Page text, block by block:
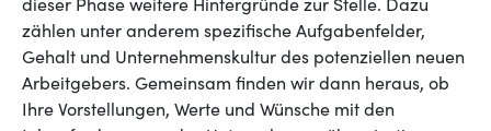
dieser Phase weitere Hintergründe zur Stelle. Dazu
zählen unter anderem spezifische Aufgabenfelder,
Gehalt und Unternehmenskultur des potenziellen neuen
Arbeitgebers. Gemeinsam finden wir dann heraus, ob
Ihre Vorstellungen, Werte und Wünsche mit den